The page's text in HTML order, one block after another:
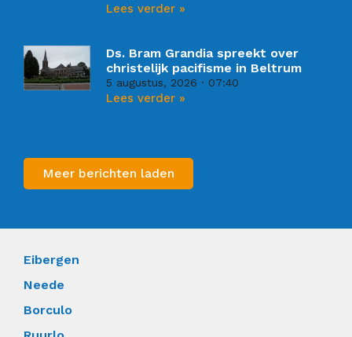
Lees verder »
Ds. Bram Grandia spreekt over
christelijk pacifisme in Beltrum
5 augustus, 2026 07:40
Lees verder »
Meer berichten laden
Eibergen
Neede
Borculo